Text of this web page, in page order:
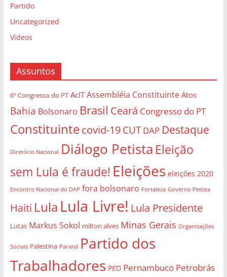
Partido
Uncategorized
Vídeos
Assuntos
6º Congresso do PT AcIT Assembléia Constituinte Atos
Bahia Bolsonaro Brasil Ceará Congresso do PT
Constituintecovid-19CUT DAP Destaque
Diretório Nacional Diálogo Petista Eleição
sem Lula é fraude! Eleições eleições 2020
Encontro Nacional do DAP fora bolsonaro Fortaleza Governo Petista
Haiti Lula Lula Livre! Lula Presidente
Lutas Markus Sokol milton alves Minas Gerais Organizações
Sociais Palestina Paraná Partido dos
Trabalhadores PED Pernambuco Petrobrás